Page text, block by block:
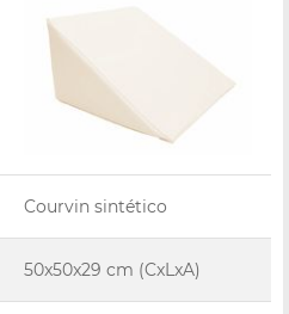
Courvin sintético
50x50x29 cm (CxLxA)